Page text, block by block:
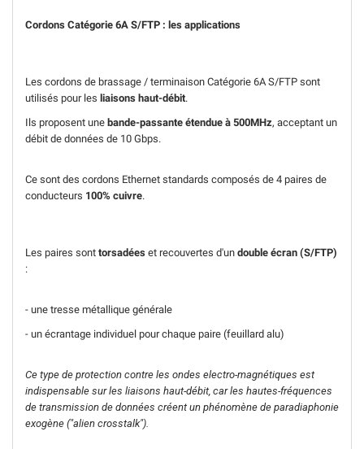
Cordons Catégorie 6A S/FTP : les applications
Les cordons de brassage / terminaison Catégorie 6A S/FTP sont
utilisés pour les liaisons haut-débit.
Ils proposent une bande-passante étendue à 500MHz, acceptant un
débit de données de 10 Gbps.
Ce sont des cordons Ethernet standards composés de 4 paires de
conducteurs 100% cuivre.
Les paires sont torsadées et recouvertes d'un double écran (S/FTP)
:
- une tresse métallique générale
- un écrantage individuel pour chaque paire (feuillard alu)
Ce type de protection contre les ondes electro-magnétiques est
indispensable sur les liaisons haut-débit, car les hautes-fréquences
de transmission de données créent un phénomène de paradiaphonie
exogène ("alien crosstalk").